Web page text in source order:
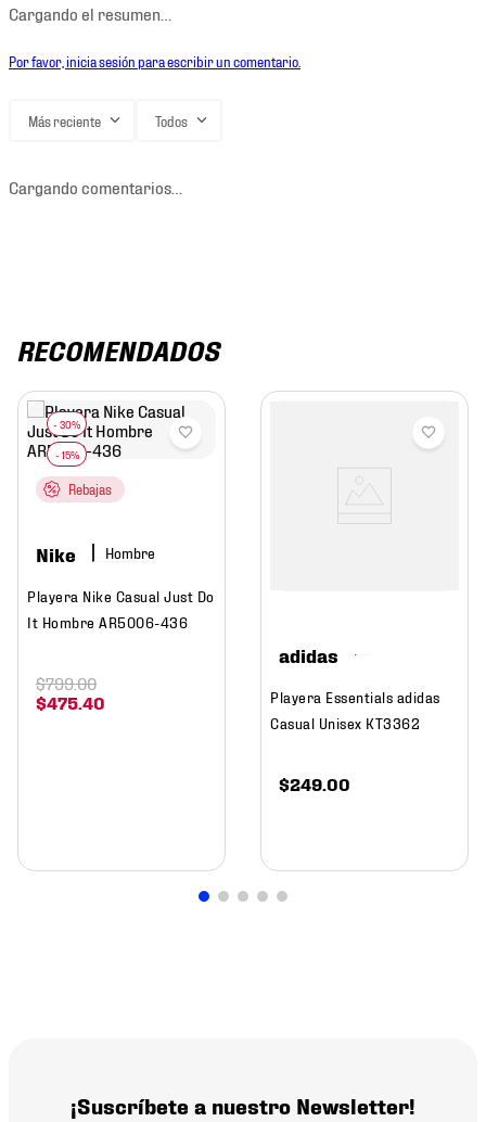
Cargando el resumen…
Por favor, inicia sesión para escribir un comentario.
Más reciente Todos
Cargando comentarios…
RECOMENDADOS
Rebajas
Nike Hombre
Playera Nike Casual Just Do
It Hombre AR5006-436
$475.40
$799.00
adidas
Playera Essentials adidas
Casual Unisex KT3362
$249.00
¡Suscríbete a nuestro Newsletter!